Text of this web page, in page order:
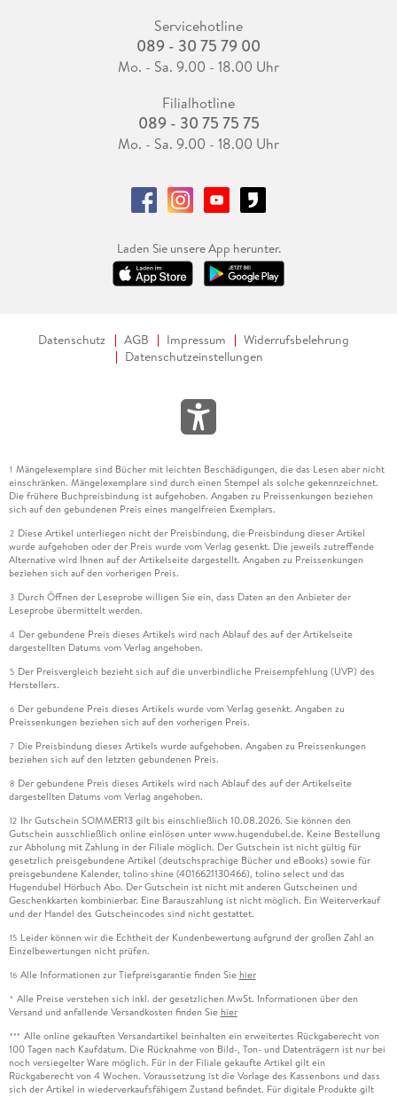
Servicehotline
089 - 30 75 79 00
Mo. - Sa. 9.00 - 18.00 Uhr
Filialhotline
089 - 30 75 75 75
Mo. - Sa. 9.00 - 18.00 Uhr
Laden Sie unsere App herunter.
Datenschutz AGB Impressum
Widerrufsbelehrung
Datenschutzeinstellungen
1 Mängelexemplare sind Bücher mit leichten Beschädigungen, die das Lesen aber nicht
einschränken. Mängelexemplare sind durch einen Stempel als solche gekennzeichnet.
Die frühere Buchpreisbindung ist aufgehoben. Angaben zu Preissenkungen beziehen
sich auf den gebundenen Preis eines mangelfreien Exemplars.
2 Diese Artikel unterliegen nicht der Preisbindung, die Preisbindung dieser Artikel
wurde aufgehoben oder der Preis wurde vom Verlag gesenkt. Die jeweils zutreffende
Alternative wird Ihnen auf der Artikelseite dargestellt. Angaben zu Preissenkungen
beziehen sich auf den vorherigen Preis.
3 Durch Öffnen der Leseprobe willigen Sie ein, dass Daten an den Anbieter der
Leseprobe übermittelt werden.
4 Der gebundene Preis dieses Artikels wird nach Ablauf des auf der Artikelseite
dargestellten Datums vom Verlag angehoben.
5 Der Preisvergleich bezieht sich auf die unverbindliche Preisempfehlung (UVP) des
Herstellers.
6 Der gebundene Preis dieses Artikels wurde vom Verlag gesenkt. Angaben zu
Preissenkungen beziehen sich auf den vorherigen Preis.
7 Die Preisbindung dieses Artikels wurde aufgehoben. Angaben zu Preissenkungen
beziehen sich auf den letzten gebundenen Preis.
8 Der gebundene Preis dieses Artikels wird nach Ablauf des auf der Artikelseite
dargestellten Datums vom Verlag angehoben.
12 Ihr Gutschein SOMMER13 gilt bis einschließlich 10.08.2026. Sie können den
Gutschein ausschließlich online einlösen unter www.hugendubel.de. Keine Bestellung
zur Abholung mit Zahlung in der Filiale möglich. Der Gutschein ist nicht gültig für
gesetzlich preisgebundene Artikel (deutschsprachige Bücher und eBooks) sowie für
preisgebundene Kalender, tolino shine (4016621130466), tolino select und das
Hugendubel Hörbuch Abo. Der Gutschein ist nicht mit anderen Gutscheinen und
Geschenkkarten kombinierbar. Eine Barauszahlung ist nicht möglich. Ein Weiterverkauf
und der Handel des Gutscheincodes sind nicht gestattet.
15 Leider können wir die Echtheit der Kundenbewertung aufgrund der großen Zahl an
Einzelbewertungen nicht prüfen.
16 Alle Informationen zur Tiefpreisgarantie finden Sie hier
* Alle Preise verstehen sich inkl. der gesetzlichen MwSt. Informationen über den
Versand und anfallende Versandkosten finden Sie hier
*** Alle online gekauften Versandartikel beinhalten ein erweitertes Rückgaberecht von
100 Tagen nach Kaufdatum. Die Rücknahme von Bild-, Ton- und Datenträgern ist nur bei
noch versiegelter Ware möglich. Für in der Filiale gekaufte Artikel gilt ein
Rückgaberecht von 4 Wochen. Voraussetzung ist die Vorlage des Kassenbons und dass
sich der Artikel in wiederverkaufsfähigem Zustand befindet. Für digitale Produkte gilt